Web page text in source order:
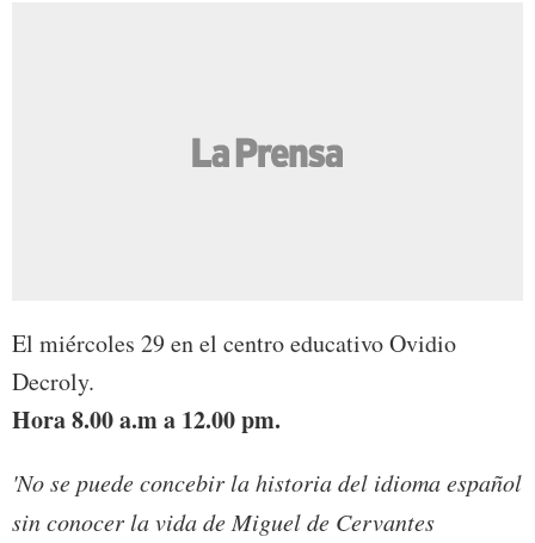
El miércoles 29 en el centro educativo Ovidio
Decroly.
Hora 8.00 a.m a 12.00 pm.
'No se puede concebir la historia del idioma español
sin conocer la vida de Miguel de Cervantes